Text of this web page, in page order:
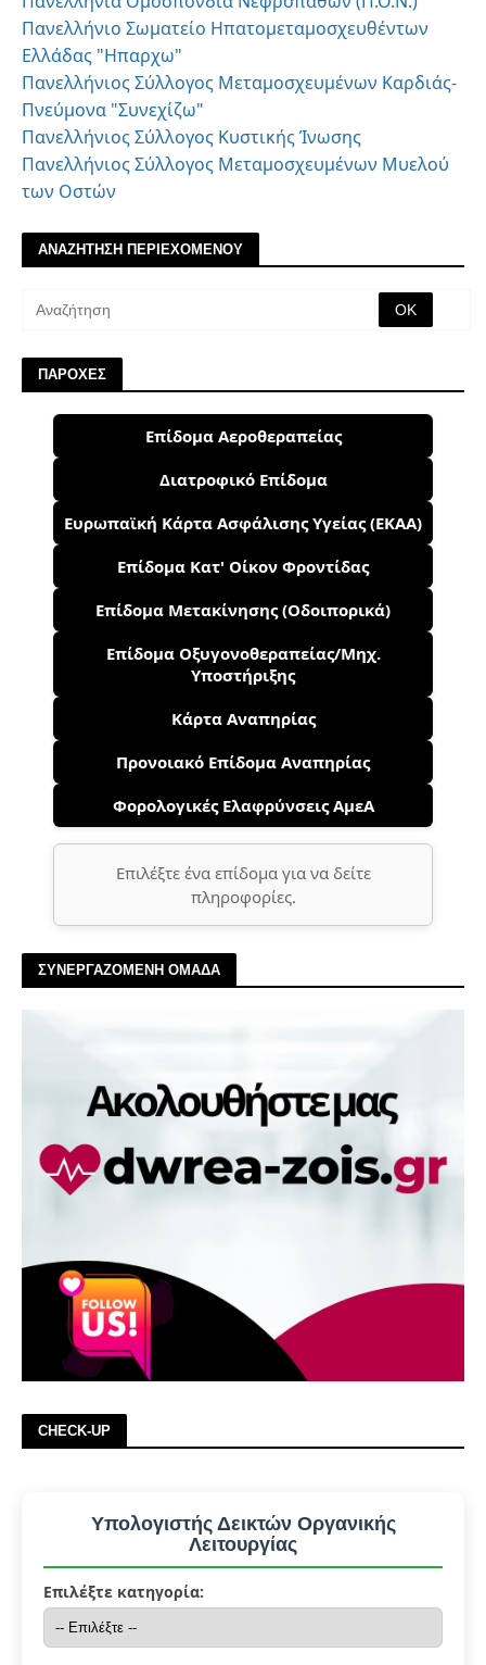
Πανελλήνιο Σωματείο Ηπατομεταμοσχευθέντων
Ελλάδας "Ηπαρχω"
Πανελλήνιος Σύλλογος Μεταμοσχευμένων Καρδιάς-
Πνεύμονα "Συνεχίζω"
Πανελλήνιος Σύλλογος Κυστικής Ίνωσης
Πανελλήνιος Σύλλογος Μεταμοσχευμένων Μυελού
των Οστών
ΑΝΑΖΗΤΗΣΗ ΠΕΡΙΕΧΟΜΕΝΟΥ
ΠΑΡΟΧΕΣ
Επίδομα Αεροθεραπείας
Διατροφικό Επίδομα
Ευρωπαϊκή Κάρτα Ασφάλισης Υγείας (ΕΚΑΑ)
Επίδομα Κατ' Οίκον Φροντίδας
Επίδομα Μετακίνησης (Οδοιπορικά)
Επίδομα Οξυγονοθεραπείας/Μηχ.
Υποστήριξης
Κάρτα Αναπηρίας
Προνοιακό Επίδομα Αναπηρίας
Φορολογικές Ελαφρύνσεις ΑμεΑ
Επιλέξτε ένα επίδομα για να δείτε
πληροφορίες.
ΣΥΝΕΡΓΑΖΟΜΕΝΗ ΟΜΑΔΑ
CHECK-UP
Υπολογιστής Δεικτών Οργανικής
Λειτουργίας
Επιλέξτε κατηγορία: